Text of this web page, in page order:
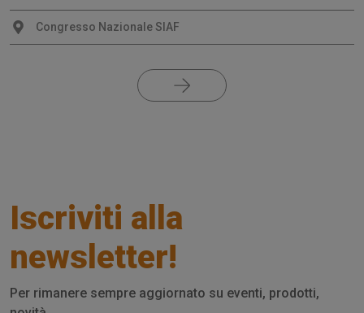
Congresso Nazionale SIAF
Iscriviti alla
newsletter!
Per rimanere sempre aggiornato su eventi, prodotti,